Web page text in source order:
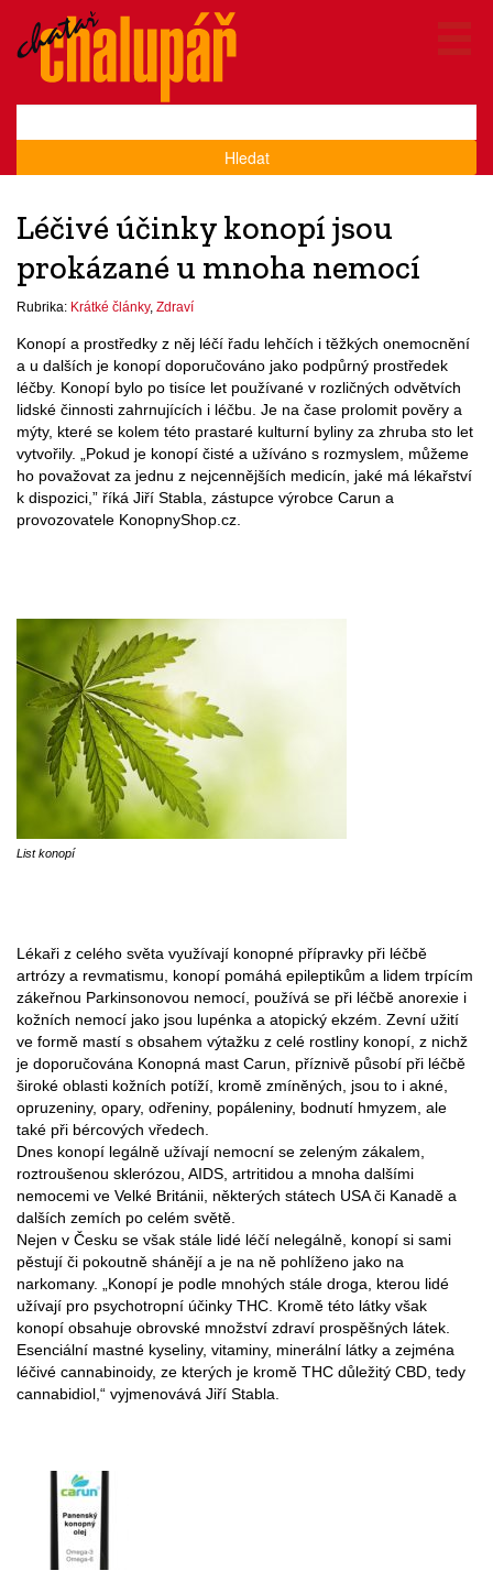
Hledat
Léčivé účinky konopí jsou
prokázané u mnoha nemocí
Rubrika: Krátké články, Zdraví
Konopí a prostředky z něj léčí řadu lehčích i těžkých onemocnění
a u dalších je konopí doporučováno jako podpůrný prostředek
léčby. Konopí bylo po tisíce let používané v rozličných odvětvích
lidské činnosti zahrnujících i léčbu. Je na čase prolomit pověry a
mýty, které se kolem této prastaré kulturní byliny za zhruba sto let
vytvořily. „Pokud je konopí čisté a užíváno s rozmyslem, můžeme
ho považovat za jednu z nejcennějších medicín, jaké má lékařství
k dispozici,” říká Jiří Stabla, zástupce výrobce Carun a
provozovatele KonopnyShop.cz.
List konopí
Lékaři z celého světa využívají konopné přípravky při léčbě
artrózy a revmatismu, konopí pomáhá epileptikům a lidem trpícím
zákeřnou Parkinsonovou nemocí, používá se při léčbě anorexie i
kožních nemocí jako jsou lupénka a atopický ekzém. Zevní užití
ve formě mastí s obsahem výtažku z celé rostliny konopí, z nichž
je doporučována Konopná mast Carun, příznivě působí při léčbě
široké oblasti kožních potíží, kromě zmíněných, jsou to i akné,
opruzeniny, opary, odřeniny, popáleniny, bodnutí hmyzem, ale
také při bércových vředech.
Dnes konopí legálně užívají nemocní se zeleným zákalem,
roztroušenou sklerózou, AIDS, artritidou a mnoha dalšími
nemocemi ve Velké Británii, některých státech USA či Kanadě a
dalších zemích po celém světě.
Nejen v Česku se však stále lidé léčí nelegálně, konopí si sami
pěstují či pokoutně shánějí a je na ně pohlíženo jako na
narkomany. „Konopí je podle mnohých stále droga, kterou lidé
užívají pro psychotropní účinky THC. Kromě této látky však
konopí obsahuje obrovské množství zdraví prospěšných látek.
Esenciální mastné kyseliny, vitaminy, minerální látky a zejména
léčivé cannabinoidy, ze kterých je kromě THC důležitý CBD, tedy
cannabidiol,“ vyjmenovává Jiří Stabla.